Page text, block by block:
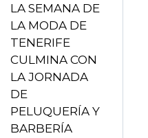
LA SEMANA DE
LA MODA DE
TENERIFE
CULMINA CON
LA JORNADA
DE
PELUQUERÍA Y
BARBERÍA